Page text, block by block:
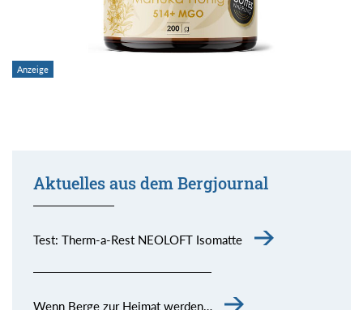
Aktuelles aus dem Bergjournal
Test: Therm-a-Rest NEOLOFT Isomatte
Wenn Berge zur Heimat werden…